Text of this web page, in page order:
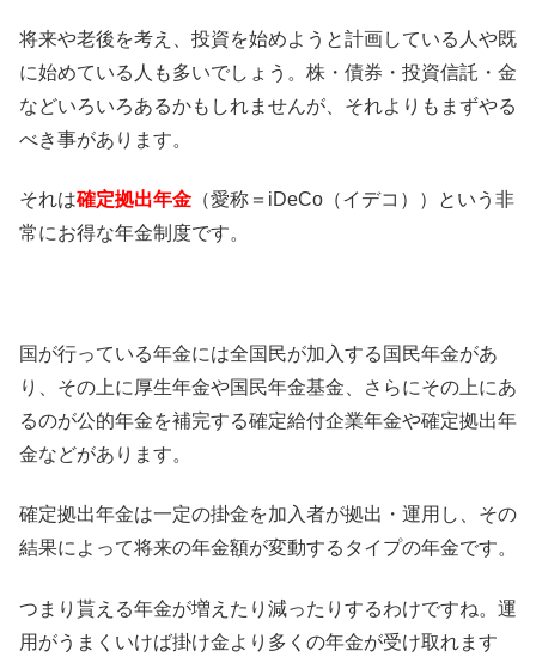
将来や老後を考え、投資を始めようと計画している人や既
に始めている人も多いでしょう。株・債券・投資信託・金
などいろいろあるかもしれませんが、それよりもまずやる
べき事があります。
それは確定拠出年金 （愛称＝iDeCo（イデコ））という非
常にお得な年金制度です。
国が行っている年金には全国民が加入する国民年金があ
り、その上に厚生年金や国民年金基金、さらにその上にあ
るのが公的年金を補完する確定給付企業年金や確定拠出年
金などがあります。
確定拠出年金は一定の掛金を加入者が拠出・運用し、その
結果によって将来の年金額が変動するタイプの年金です。
つまり貰える年金が増えたり減ったりするわけですね。運
用がうまくいけば掛け金より多くの年金が受け取れます